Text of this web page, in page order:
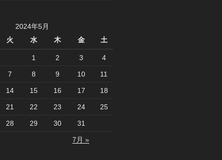
2024年5月
火
水 木 金 土
1 2 3 4
7 8 9 10 11
14 15 16 17 18
21 22 23 24 25
28 29 30 31
7月 »